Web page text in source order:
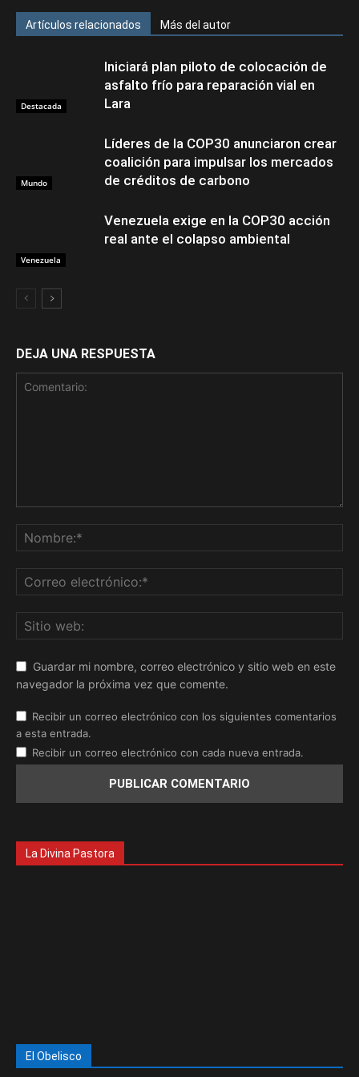
Artículos relacionados Más del autor
Destacada
Iniciará plan piloto de colocación de
asfalto frío para reparación vial en
Lara
Mundo
Líderes de la COP30 anunciaron crear
coalición para impulsar los mercados
de créditos de carbono
Venezuela
Venezuela exige en la COP30 acción
real ante el colapso ambiental
DEJA UNA RESPUESTA
Guardar mi nombre, correo electrónico y sitio web en este
navegador la próxima vez que comente.
Recibir un correo electrónico con los siguientes comentarios
a esta entrada.
Recibir un correo electrónico con cada nueva entrada.
La Divina Pastora
El Obelisco